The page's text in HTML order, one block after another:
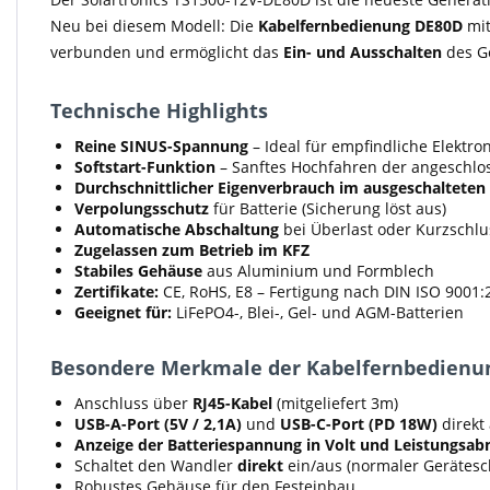
Neu bei diesem Modell: Die Kabelfernbedienung DE80D
verbunden und ermöglicht das Ein- und Ausschalten des
Technische Highlights
Reine SINUS-Spannung – Ideal für empfindliche
Softstart-Funktion – Sanftes Hochfahren der
Durchschnittlicher Eigenverbrauch im ausgeschalteten
Verpolungsschutz für Batterie (Sicherung löst aus)
Automatische Abschaltung bei Überlast oder
Zugelassen zum Betrieb im KFZ
Stabiles Gehäuse aus Aluminium und Formblech
Zertifikate: CE, RoHS, E8 – Fertigung nach DIN ISO
Geeignet für: LiFePO4-, Blei-, Gel- und AGM-Batterien
Besondere Merkmale der
Anschluss über RJ45-Kabel (mitgeliefert 3m)
USB-A-Port (5V / 2,1A) und USB-C-Port (PD 18W) direkt
Anzeige der Batteriespannung in Volt und
Schaltet den Wandler direkt ein/aus (normaler